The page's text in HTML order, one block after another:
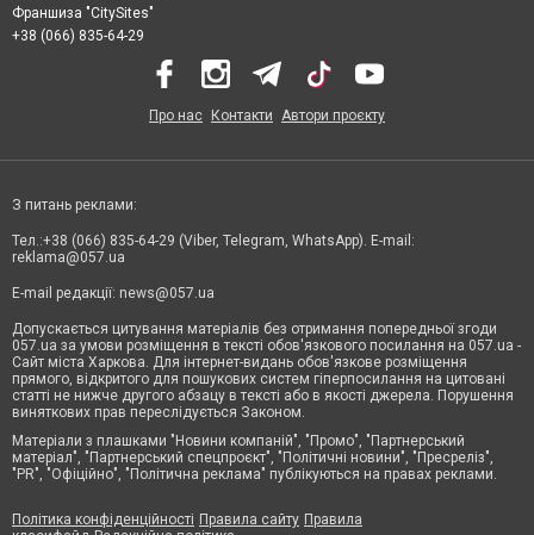
Франшиза "CitySites"
+38 (066) 835-64-29
Про нас Контакти Автори проєкту
З питань реклами:
Тел.:+38 (066) 835-64-29 (Viber, Telegram, WhatsApp). E-mail:
reklama@057.ua
E-mail редакції: news@057.ua
Допускається цитування матеріалів без отримання попередньої згоди
057.ua за умови розміщення в тексті обов'язкового посилання на 057.ua -
Сайт міста Харкова. Для інтернет-видань обов'язкове розміщення
прямого, відкритого для пошукових систем гіперпосилання на цитовані
статті не нижче другого абзацу в тексті або в якості джерела. Порушення
виняткових прав переслідується Законом.
Матеріали з плашками "Новини компаній", "Промо", "Партнерський
матеріал", "Партнерський спецпроєкт", "Політичні новини", "Пресреліз",
"PR", "Офіційно", "Політична реклама" публікуються на правах реклами.
Політика конфіденційності Правила сайту Правила